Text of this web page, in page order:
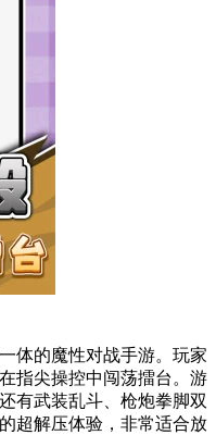
体的魔性对战手游。玩家
指尖操控中闯荡擂台。游
有武装乱斗、枪炮拳脚双
超解压体验，非常适合放